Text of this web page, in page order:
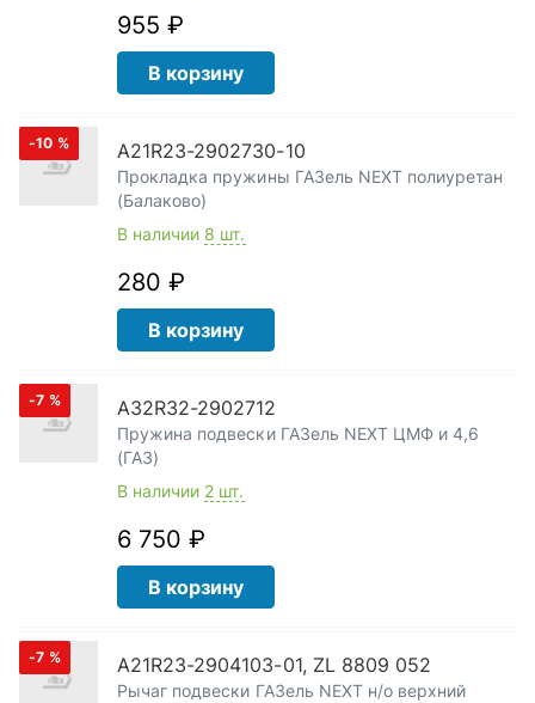
955 ₽
В корзину
-10 % А21R23-2902730-10
Прокладка пружины ГАЗель NEXT полиуретан
(Балаково)
В наличии 8 шт.
280 ₽
В корзину
-7 % А32R32-2902712
Пружина подвески ГАЗель NEXT ЦМФ и 4,6
(ГАЗ)
В наличии 2 шт.
6 750 ₽
В корзину
-7 % А21R23-2904103-01, ZL 8809 052
Рычаг подвески ГАЗель NEXT н/о верхний